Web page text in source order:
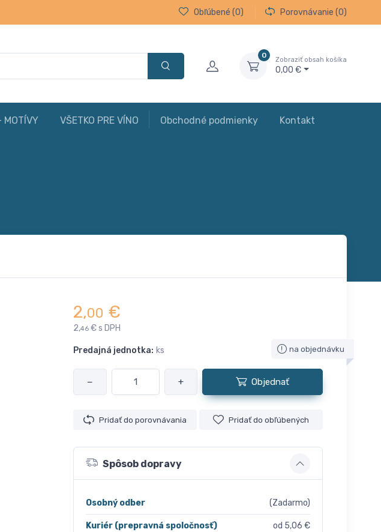
Obľúbené (0) Porovnávanie (0)
0
Zobraziť obsah košíka
0,00 €
MOTÍVY VŠETKO PRE VÍNO Obchodné podmienky Kontakt
2,00 €
2,46 € s DPH
Predajná jednotka: ks na objednávku
− + Objednať
Pridať do porovnávania Pridať do obľúbených
Spôsob dopravy
Osobný odber (Zadarmo)
Kuriér (prepravná spoločnosť) od 5,06 €